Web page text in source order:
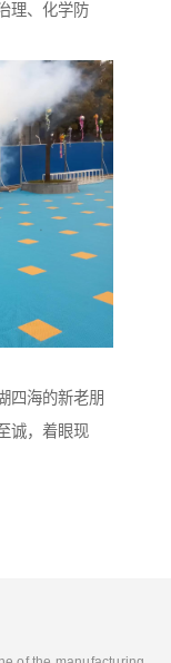
理、化学防
四海的新老朋
诚，着眼现